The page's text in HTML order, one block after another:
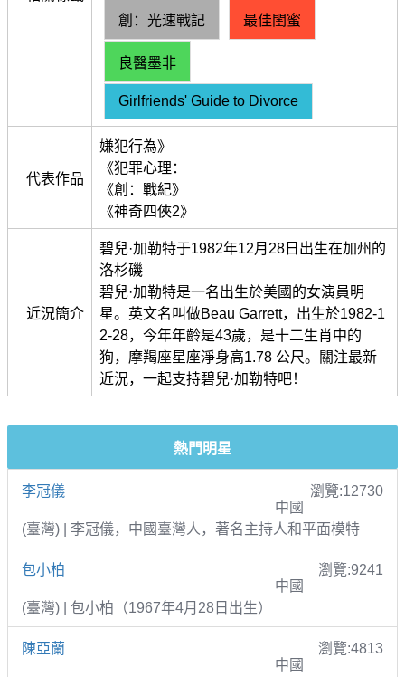
創：光速戰記 最佳閨蜜
良醫墨非
Girlfriends' Guide to Divorce
代表作品
嫌犯行為》
《犯罪心理：
《創：戰紀》
《神奇四俠2》
近況簡介
碧兒·加勒特于1982年12月28日出生在加州的
洛杉磯
碧兒·加勒特是一名出生於美國的女演員明
星。英文名叫做Beau Garrett，出生於1982-1
2-28，今年年齡是43歲，是十二生肖中的
狗，摩羯座星座淨身高1.78 公尺。關注最新
近況，一起支持碧兒·加勒特吧！
熱門明星
李冠儀
瀏覽:12730
中國
(臺灣) | 李冠儀，中國臺灣人，著名主持人和平面模特
包小柏
瀏覽:9241
中國
(臺灣) | 包小柏（1967年4月28日出生）
陳亞蘭
瀏覽:4813
中國